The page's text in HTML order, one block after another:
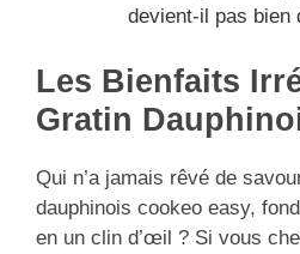
devient-il pas bien
Les Bienfaits
Gratin
Qui n’a jamais rêvé de
dauphinois cookeo easy,
en un clin d’œil ? Si vous